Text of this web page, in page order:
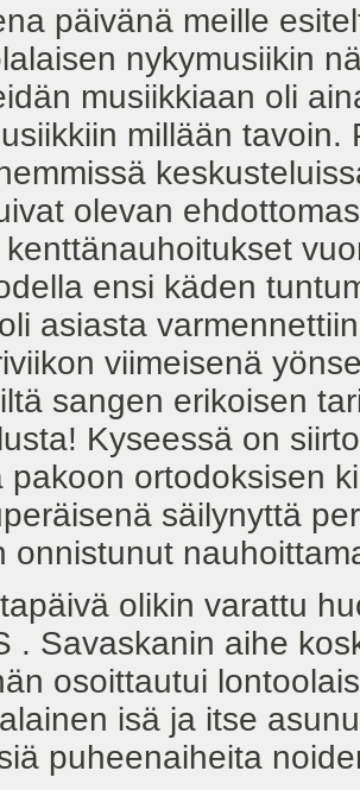
päivänä meille
nykymusiikin
musiikkiaan oli
millään
olevan
ensi käden
asiasta
viimeisenä
sangen erikoisen
Kyseessä on
pakoon ortodoksisen
säilynyttä
onnistunut
olikin varattu
. Savaskanin aihe
osoittautui
isä ja itse
puheenaiheita